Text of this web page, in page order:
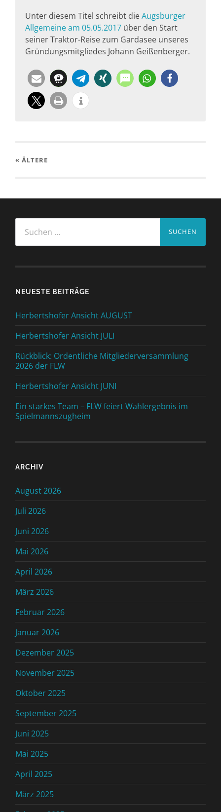
Unter diesem Titel schreibt dieAugsburger
Allgemeine am 05.05.2017 über den Start
seiner Traktor-Reise zum Gardasee unseres
Gründungsmitgliedes Johann Geißenberger.
« ÄLTERE
nach:
NEUESTE BEITRÄGE
Herbertshofer Ansicht AUGUST
Herbertshofer Ansicht JULI
Rückblick: Ordentliche Mitgliederversammlung
2026 der FLW
Herbertshofer Ansicht JUNI
Ein starkes Team – FLW feiert Wahlergebnis im
Spielmannszugheim
ARCHIV
August 2026
Juli 2026
Juni 2026
Mai 2026
April 2026
März 2026
Februar 2026
Januar 2026
Dezember 2025
November 2025
Oktober 2025
September 2025
Juni 2025
Mai 2025
April 2025
März 2025